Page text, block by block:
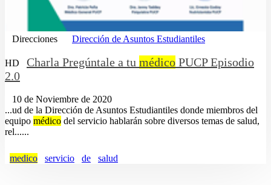
Direcciones Dirección de Asuntos Estudiantiles
HD Charla Pregúntale a tu médico PUCP Episodio
2.0
10 de Noviembre de 2020
...ud de la Dirección de Asuntos Estudiantiles donde miembros del
equipo médico del servicio hablarán sobre diversos temas de salud,
rel......
medico servicio de salud